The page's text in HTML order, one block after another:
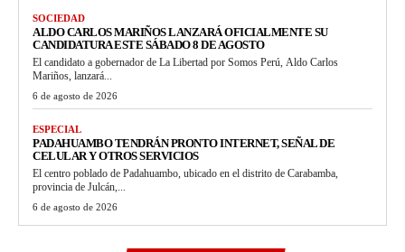
SOCIEDAD
ALDO CARLOS MARIÑOS LANZARÁ OFICIALMENTE SU
CANDIDATURA ESTE SÁBADO 8 DE AGOSTO
El candidato a gobernador de La Libertad por Somos Perú, Aldo Carlos
Mariños, lanzará...
6 de agosto de 2026
ESPECIAL
PADAHUAMBO TENDRÁN PRONTO INTERNET, SEÑAL DE
CELULAR Y OTROS SERVICIOS
El centro poblado de Padahuambo, ubicado en el distrito de Carabamba,
provincia de Julcán,...
6 de agosto de 2026